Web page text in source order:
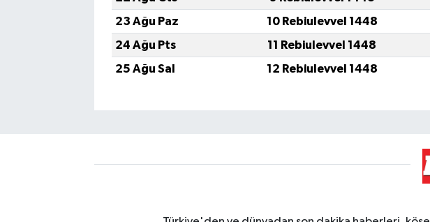
23 Ağu Paz
10 Rebiulevvel 1448
24 Ağu Pts
11 Rebiulevvel 1448
25 Ağu Sal
12 Rebiulevvel 1448